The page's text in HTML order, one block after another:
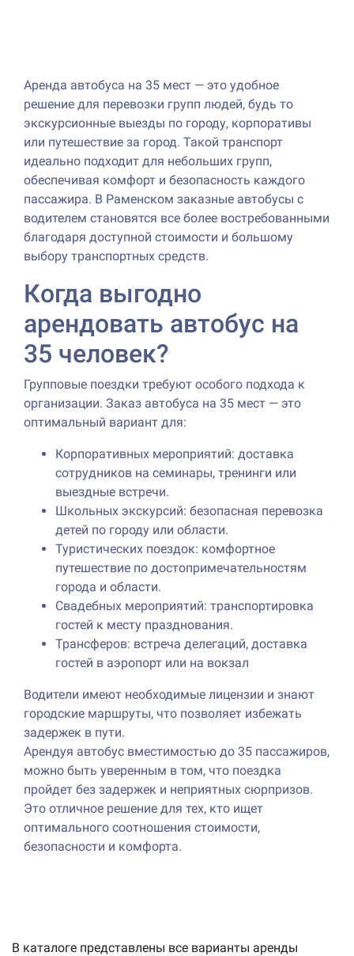
Аренда автобуса на 35 мест — это удобное
решение для перевозки групп людей, будь то
экскурсионные выезды по городу, корпоративы
или путешествие за город. Такой транспорт
идеально подходит для небольших групп,
обеспечивая комфорт и безопасность каждого
пассажира. В Раменском заказные автобусы с
водителем становятся все более востребованными
благодаря доступной стоимости и большому
выбору транспортных средств.
Когда выгодно
арендовать автобус на
35 человек?
Групповые поездки требуют особого подхода к
организации. Заказ автобуса на 35 мест — это
оптимальный вариант для:
Корпоративных мероприятий: доставка
сотрудников на семинары, тренинги или
выездные встречи.
Школьных экскурсий: безопасная перевозка
детей по городу или области.
Туристических поездок: комфортное
путешествие по достопримечательностям
города и области.
Свадебных мероприятий: транспортировка
гостей к месту празднования.
Трансферов: встреча делегаций, доставка
гостей в аэропорт или на вокзал
Водители имеют необходимые лицензии и знают
городские маршруты, что позволяет избежать
задержек в пути.
Арендуя автобус вместимостью до 35 пассажиров,
можно быть уверенным в том, что поездка
пройдет без задержек и неприятных сюрпризов.
Это отличное решение для тех, кто ищет
оптимального соотношения стоимости,
безопасности и комфорта.
В каталоге представлены все варианты аренды